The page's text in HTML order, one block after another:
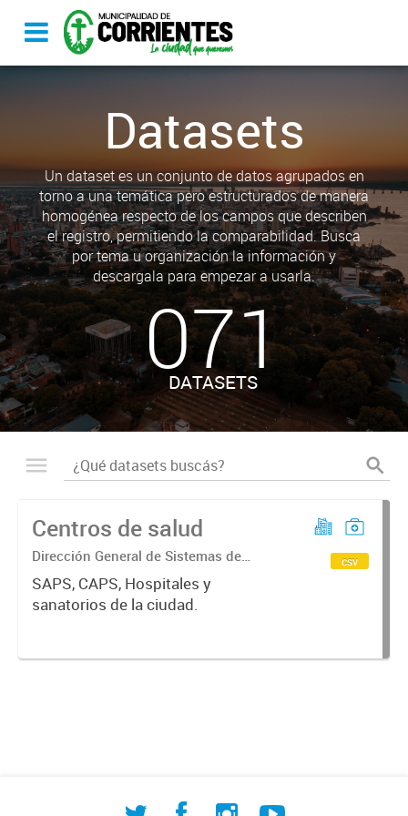
Datasets
Un dataset es un conjunto de datos agrupados en
torno a una temática pero estructurados de manera
homogénea respecto de los campos que describen
el registro, permitiendo la comparabilidad. Busca
por tema u organización la información y
descargala para empezar a usarla.
071
DATASETS
Centros de salud
Dirección General de Sistemas de
Información Geográfica
SAPS, CAPS, Hospitales y
sanatorios de la ciudad.
csv